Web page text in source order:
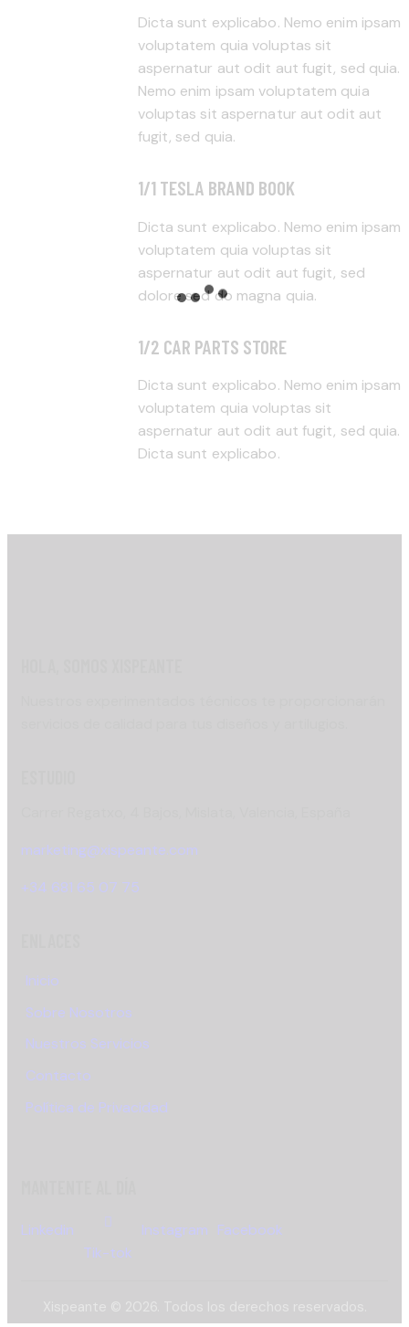
Dicta sunt explicabo. Nemo enim ipsam
voluptatem quia voluptas sit
aspernatur aut odit aut fugit, sed quia.
Nemo enim ipsam voluptatem quia
voluptas sit aspernatur aut odit aut
fugit, sed quia.
1/1 TESLA BRAND BOOK
Dicta sunt explicabo. Nemo enim ipsam
voluptatem quia voluptas sit
aspernatur aut odit aut fugit, sed
dolore sed do magna quia.
1/2 CAR PARTS STORE
Dicta sunt explicabo. Nemo enim ipsam
voluptatem quia voluptas sit
aspernatur aut odit aut fugit, sed quia.
Dicta sunt explicabo.
marketing@xispeante.com
+34 681 65 07 75
Inicio
Sobre Nosotros
Nuestros Servicios
Contacto
Política de Privacidad
Linkedin
Tik-tok
Instagram Facebook